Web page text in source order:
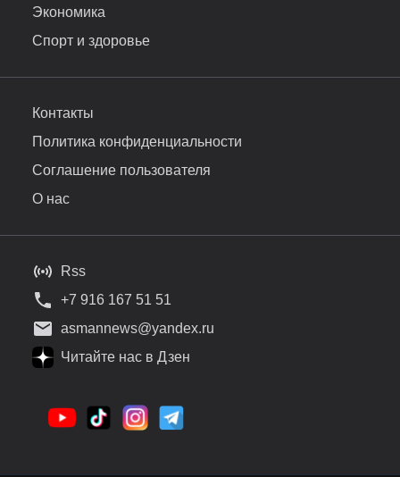
Экономика
Спорт и здоровье
Контакты
Политика конфиденциальности
Соглашение пользователя
О нас
Rss
+7 916 167 51 51
asmannews@yandex.ru
Читайте нас в Дзен